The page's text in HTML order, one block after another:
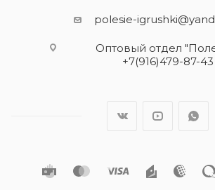
polesie-
Оптовый отдел
+7(916)479-87-43